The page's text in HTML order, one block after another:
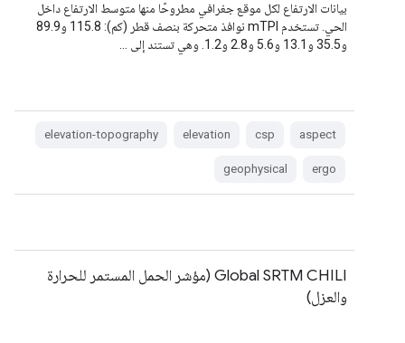
بيانات الارتفاع لكل موقع جغرافي مطروحًا منها متوسط الارتفاع داخل
الحي. تستخدم mTPI نوافذ متحركة بنصف قطر (كم): 115.8 و89.9
و35.5 و13.1 و5.6 و2.8 و1.2. وهي تستند إلى …
aspect
csp
elevation
elevation-topography
ergo
geophysical
Global SRTM CHILI (مؤشر الحمل المستمر للحرارة
والعزل)